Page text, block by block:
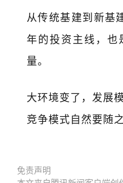
从传统基建到新基
年的投资主线，也
量。
大环境变了，发展
竞争模式自然要随
免责声明